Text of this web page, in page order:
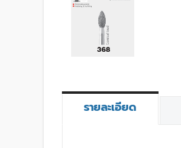
รายละเอียด